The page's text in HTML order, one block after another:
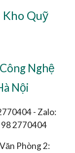
Kho Quỹ
Nghệ
Nội
- Zalo:
2770404
Phòng 2: